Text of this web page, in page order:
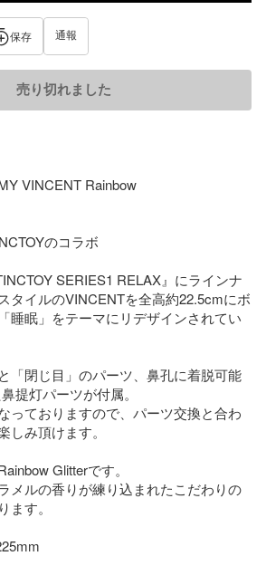
保存 通報
売り切れました
VINCENT Rainbow
のコラボ
SERIES1 RELAX』にラインナ
タイルのVINCENTを全高約22.5cmにボ
睡眠」をテーマにリデザインされてい
「閉じ目」のパーツ、鼻孔に着脱可能
提灯パーツが付属。
っておりますので、パーツ交換と合わ
しみ頂けます。
Glitterです。
メルの香りが練り込まれたこだわりの
す。